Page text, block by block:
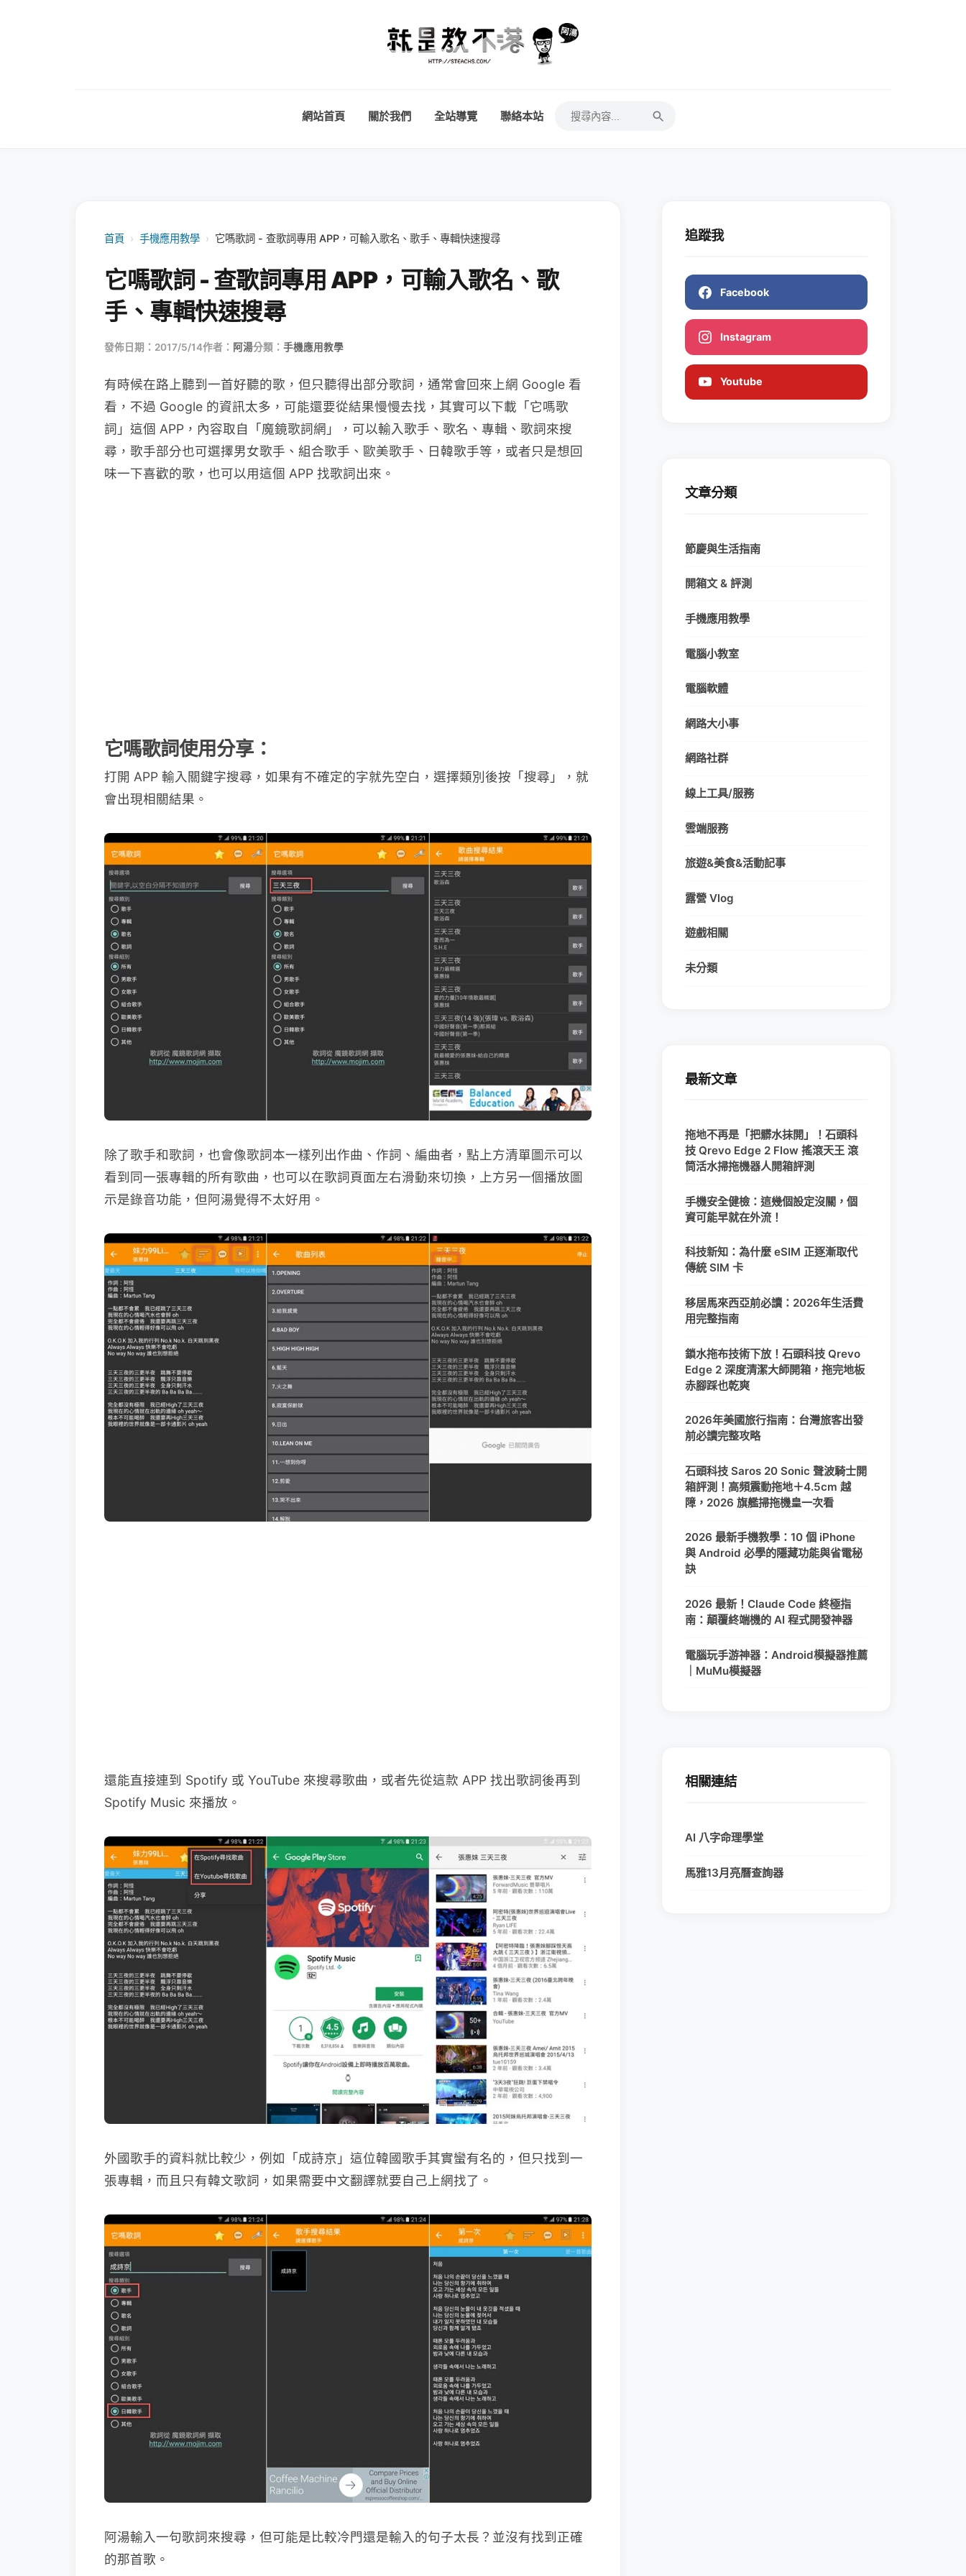
網站首頁 關於我們 全站導覽 聯絡本站
首頁 › 手機應用教學 › 它嗎歌詞 - 查歌詞專用 APP，可輸入歌名、歌手、專輯快速搜尋
它嗎歌詞 - 查歌詞專用 APP，可輸入歌名、歌
手、專輯快速搜尋
發佈日期：2017/5/14作者： 阿湯分類： 手機應用教學
有時候在路上聽到一首好聽的歌，但只聽得出部分歌詞，通常會回來上網 Google 看
看，不過 Google 的資訊太多，可能還要從結果慢慢去找，其實可以下載「它嗎歌
詞」這個 APP，內容取自「魔鏡歌詞網」，可以輸入歌手、歌名、專輯、歌詞來搜
尋，歌手部分也可選擇男女歌手、組合歌手、歐美歌手、日韓歌手等，或者只是想回
味一下喜歡的歌，也可以用這個 APP 找歌詞出來。
它嗎歌詞使用分享：
打開 APP 輸入關鍵字搜尋，如果有不確定的字就先空白，選擇類別後按「搜尋」，就
會出現相關結果。
除了歌手和歌詞，也會像歌詞本一樣列出作曲、作詞、編曲者，點上方清單圖示可以
看到同一張專輯的所有歌曲，也可以在歌詞頁面左右滑動來切換，上方另一個播放圖
示是錄音功能，但阿湯覺得不太好用。
還能直接連到 Spotify 或 YouTube 來搜尋歌曲，或者先從這款 APP 找出歌詞後再到
Spotify Music 來播放。
外國歌手的資料就比較少，例如「成詩京」這位韓國歌手其實蠻有名的，但只找到一
張專輯，而且只有韓文歌詞，如果需要中文翻譯就要自己上網找了。
阿湯輸入一句歌詞來搜尋，但可能是比較冷門還是輸入的句子太長？並沒有找到正確
的那首歌。
追蹤我
Facebook
Instagram
Youtube
文章分類
節慶與生活指南
開箱文 & 評測
手機應用教學
電腦小教室
電腦軟體
網路大小事
網路社群
線上工具/服務
雲端服務
旅遊&美食&活動記事
露營 Vlog
遊戲相關
未分類
最新文章
拖地不再是「把髒水抹開」！石頭科
技 Qrevo Edge 2 Flow 搖滾天王 滾
筒活水掃拖機器人開箱評測
手機安全健檢：這幾個設定沒關，個
資可能早就在外流！
科技新知：為什麼 eSIM 正逐漸取代
傳統 SIM 卡
移居馬來西亞前必讀：2026年生活費
用完整指南
鎖水拖布技術下放！石頭科技 Qrevo
Edge 2 深度清潔大師開箱，拖完地板
赤腳踩也乾爽
2026年美國旅行指南：台灣旅客出發
前必讀完整攻略
石頭科技 Saros 20 Sonic 聲波騎士開
箱評測！高頻震動拖地＋4.5cm 越
障，2026 旗艦掃拖機皇一次看
2026 最新手機教學：10 個 iPhone
與 Android 必學的隱藏功能與省電秘
訣
2026 最新！Claude Code 終極指
南：顛覆終端機的 AI 程式開發神器
電腦玩手游神器：Android模擬器推薦
｜MuMu模擬器
相關連結
AI 八字命理學堂
馬雅13月亮曆查詢器